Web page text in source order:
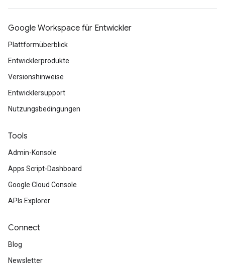
Google Workspace für Entwickler
Plattformüberblick
Entwicklerprodukte
Versionshinweise
Entwicklersupport
Nutzungsbedingungen
Tools
Admin-Konsole
Apps Script-Dashboard
Google Cloud Console
APIs Explorer
Connect
Blog
Newsletter